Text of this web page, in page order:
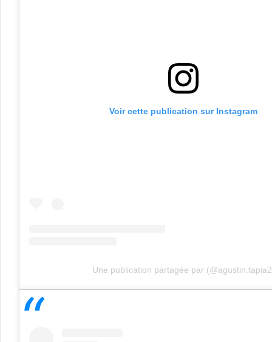
Voir cette publication sur Instagram
Une publication partagée par